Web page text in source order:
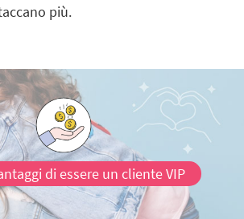
più.
di essere un cliente VIP